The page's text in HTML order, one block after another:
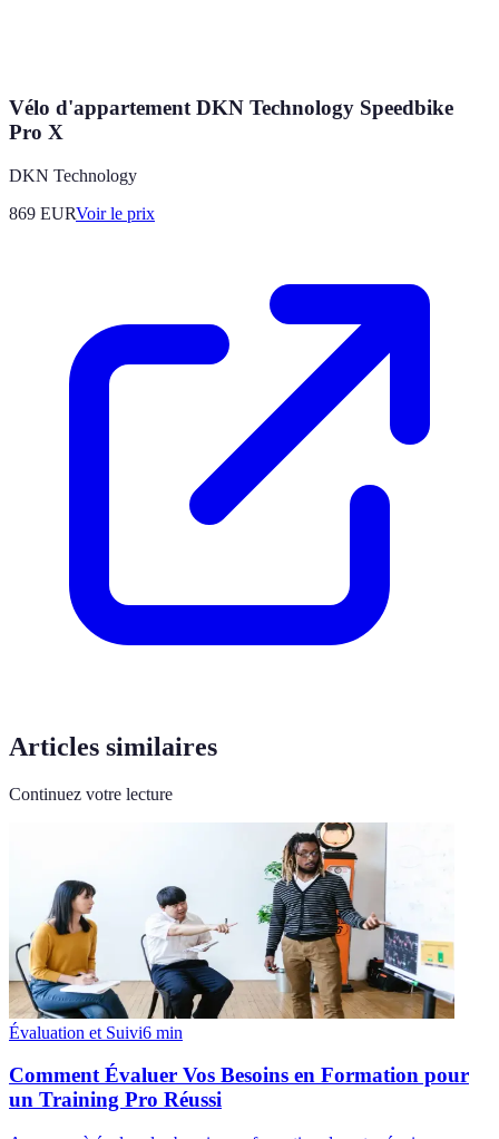
Vélo d'appartement DKN Technology Speedbike
Pro X
DKN Technology
869 EURVoir le prix
Articles similaires
Continuez votre lecture
Évaluation et Suivi6 min
Comment Évaluer Vos Besoins en Formation pour
un Training Pro Réussi